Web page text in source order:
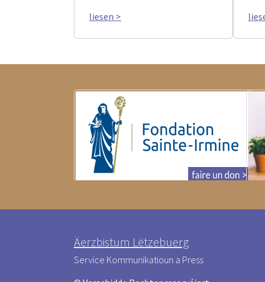
liesen >
Äerzbistum Lëtzebuerg
Service Kommunikatioun a Press